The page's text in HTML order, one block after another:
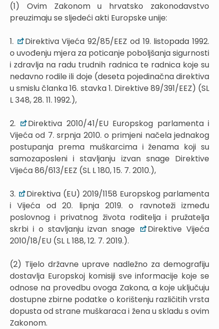
(1) Ovim Zakonom u hrvatsko zakonodavstvo
preuzimaju se sljedeći akti Europske unije:
1.
Direktiva Vijeća 92/85/EEZ od 19. listopada 1992.
o uvođenju mjera za poticanje poboljšanja sigurnosti
i zdravlja na radu trudnih radnica te radnica koje su
nedavno rodile ili doje (deseta pojedinačna direktiva
u smislu članka 16. stavka 1. Direktive 89/391/EEZ) (SL
L 348, 28. 11. 1992.),
2.
Direktiva 2010/41/EU Europskog parlamenta i
Vijeća od 7. srpnja 2010. o primjeni načela jednakog
postupanja prema muškarcima i ženama koji su
samozaposleni i stavljanju izvan snage Direktive
Vijeća 86/613/EEZ (SL L 180, 15. 7. 2010.),
3.
Direktiva (EU) 2019/1158 Europskog parlamenta
i Vijeća od 20. lipnja 2019. o ravnoteži između
poslovnog i privatnog života roditelja i pružatelja
skrbi i o stavljanju izvan snage
Direktive Vijeća
2010/18/EU (SL L 188, 12. 7. 2019.).
(2) Tijelo državne uprave nadležno za demografiju
dostavlja Europskoj komisiji sve informacije koje se
odnose na provedbu ovoga Zakona, a koje uključuju
dostupne zbirne podatke o korištenju različitih vrsta
dopusta od strane muškaraca i žena u skladu s ovim
Zakonom.